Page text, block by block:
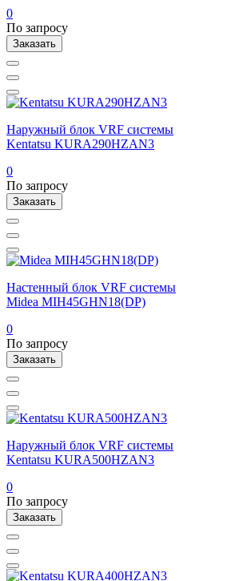
0
По запросу
Заказать
Наружный блок VRF системы
Kentatsu KURA290HZAN3
0
По запросу
Заказать
Настенный блок VRF системы
Midea MIH45GHN18(DP)
0
По запросу
Заказать
Наружный блок VRF системы
Kentatsu KURA500HZAN3
0
По запросу
Заказать